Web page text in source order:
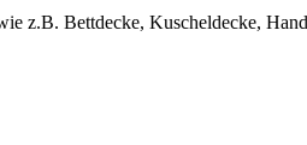
z.B. Bettdecke, Kuscheldecke,